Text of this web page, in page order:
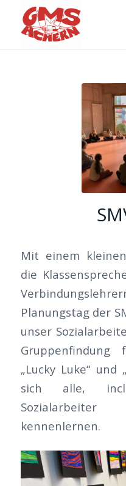
Mit einem
die
Planungstag der
unser
„Lucky Luke“ und
sich alle,
kennenlernen.